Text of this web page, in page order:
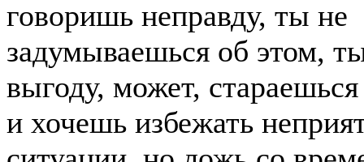
говоришь неправду, ты не
задумываешься об этом,
выгоду, может, стараешься
и хочешь избежать